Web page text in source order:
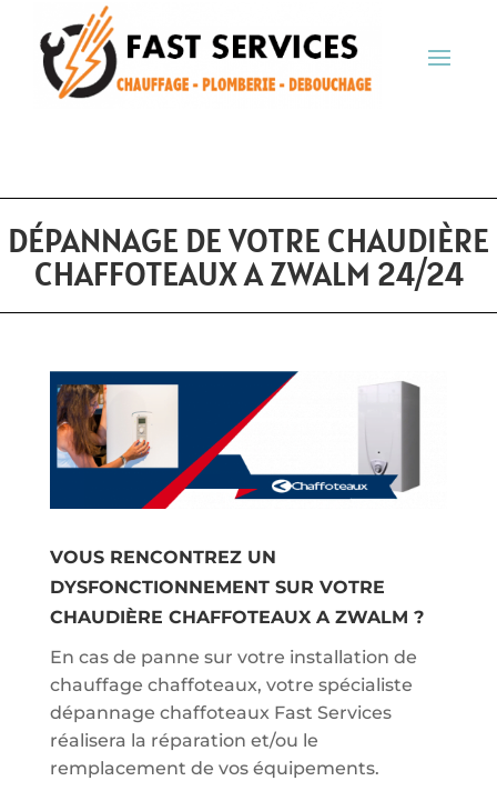
DÉPANNAGE DE VOTRE CHAUDIÈRE
CHAFFOTEAUX A ZWALM 24/24
VOUS RENCONTREZ UN
DYSFONCTIONNEMENT SUR VOTRE
CHAUDIÈRE CHAFFOTEAUX A ZWALM ?
En cas de panne sur votre installation de
chauffage chaffoteaux, votre spécialiste
dépannage chaffoteaux Fast Services
réalisera la réparation et/ou le
remplacement de vos équipements.